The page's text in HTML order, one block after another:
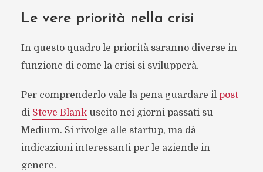
Le vere priorità nella crisi
In questo quadro le priorità saranno diverse in
funzione di come la crisi si svilupperà.
Per comprenderlo vale la pena guardare il post
di Steve Blankuscito nei giorni passati su
Medium. Si rivolge alle startup, ma dà
indicazioni interessanti per le aziende in
genere.